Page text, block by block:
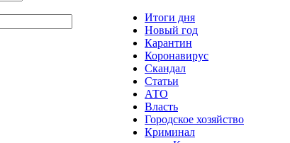
Итоги дня
Новый год
Карантин
Коронавирус
Скандал
Статьи
АТО
Власть
Городское хозяйство
Криминал